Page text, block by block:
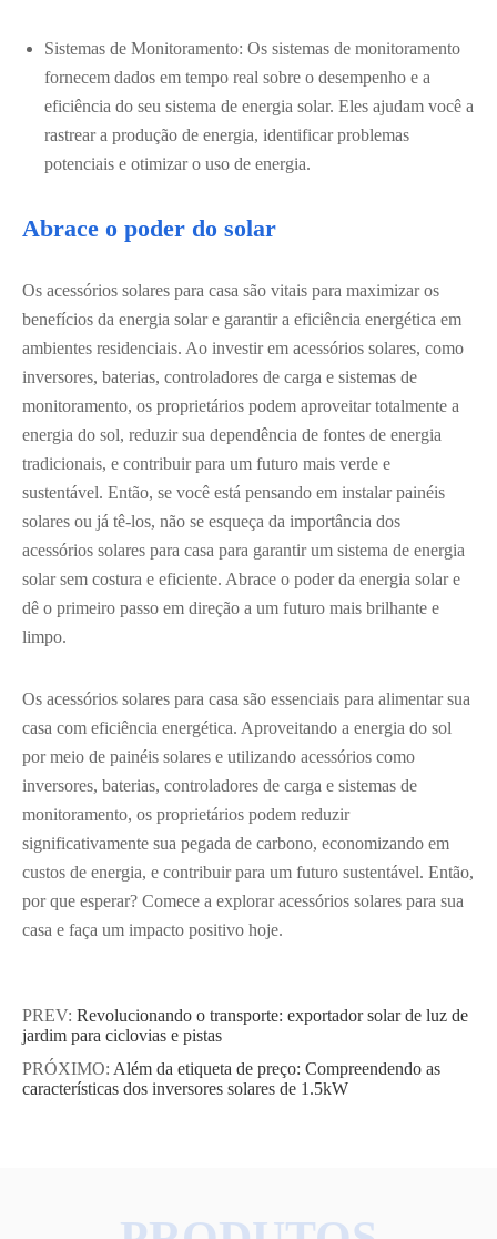
Sistemas de Monitoramento: Os sistemas de monitoramento
fornecem dados em tempo real sobre o desempenho e a
eficiência do seu sistema de energia solar. Eles ajudam você a
rastrear a produção de energia, identificar problemas
potenciais e otimizar o uso de energia.
Abrace o poder do solar
Os acessórios solares para casa são vitais para maximizar os
benefícios da energia solar e garantir a eficiência energética em
ambientes residenciais. Ao investir em acessórios solares, como
inversores, baterias, controladores de carga e sistemas de
monitoramento, os proprietários podem aproveitar totalmente a
energia do sol, reduzir sua dependência de fontes de energia
tradicionais, e contribuir para um futuro mais verde e
sustentável. Então, se você está pensando em instalar painéis
solares ou já tê-los, não se esqueça da importância dos
acessórios solares para casa para garantir um sistema de energia
solar sem costura e eficiente. Abrace o poder da energia solar e
dê o primeiro passo em direção a um futuro mais brilhante e
limpo.
Os acessórios solares para casa são essenciais para alimentar sua
casa com eficiência energética. Aproveitando a energia do sol
por meio de painéis solares e utilizando acessórios como
inversores, baterias, controladores de carga e sistemas de
monitoramento, os proprietários podem reduzir
significativamente sua pegada de carbono, economizando em
custos de energia, e contribuir para um futuro sustentável. Então,
por que esperar? Comece a explorar acessórios solares para sua
casa e faça um impacto positivo hoje.
PREV: Revolucionando o transporte: exportador solar de luz de
jardim para ciclovias e pistas
PRÓXIMO: Além da etiqueta de preço: Compreendendo as
características dos inversores solares de 1.5kW